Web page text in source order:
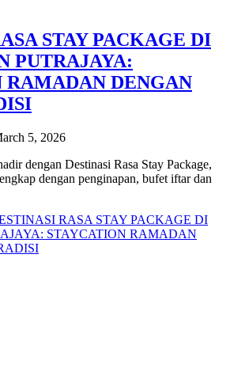
STAY PACKAGE DI
PUTRAJAYA:
RAMADAN DENGAN
5, 2026
dengan Destinasi Rasa Stay Package,
dengan penginapan, bufet iftar dan
RASA STAY PACKAGE DI
STAYCATION RAMADAN